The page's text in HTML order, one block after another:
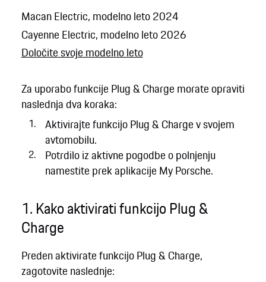
Macan Electric, modelno leto 2024
Cayenne Electric, modelno leto 2026
Določite svoje modelno leto
Za uporabo funkcije Plug & Charge morate opraviti
naslednja dva koraka:
Aktivirajte funkcijo Plug & Charge v svojem
avtomobilu.
Potrdilo iz aktivne pogodbe o polnjenju
namestite prek aplikacije My Porsche.
1. Kako aktivirati funkcijo Plug &
Charge
Preden aktivirate funkcijo Plug & Charge,
zagotovite naslednje: